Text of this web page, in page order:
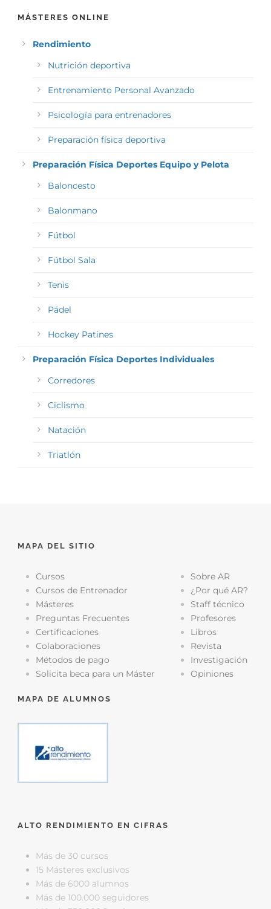
MÁSTERES ONLINE
Rendimiento
Nutrición deportiva
Entrenamiento Personal Avanzado
Psicología para entrenadores
Preparación física deportiva
Preparación Física Deportes Equipo y Pelota
Baloncesto
Balonmano
Fútbol
Fútbol Sala
Tenis
Pádel
Hockey Patines
Preparación Física Deportes Individuales
Corredores
Ciclismo
Natación
Triatlón
MAPA DEL SITIO
Cursos
Cursos de Entrenador
Másteres
Preguntas Frecuentes
Certificaciones
Colaboraciones
Métodos de pago
Solicita beca para un Máster
Sobre AR
¿Por qué AR?
Staff técnico
Profesores
Libros
Revista
Investigación
Opiniones
MAPA DE ALUMNOS
ALTO RENDIMIENTO EN CIFRAS
Más de 30 cursos
15 Másteres exclusivos
Más de 6000 alumnos
Más de 100.000 seguidores